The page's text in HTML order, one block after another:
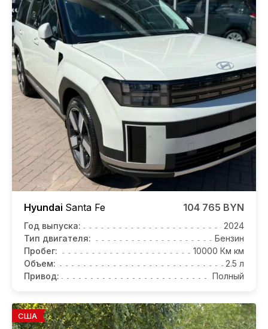
Hyundai Santa Fe 104 765 BYN
Год выпуска:
2024
Тип двигателя:
Бензин
Пробег:
10000 Км км
Объем:
2.5 л
Привод:
Полный
США